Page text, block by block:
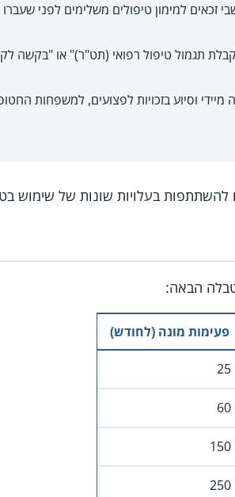
למימון טיפולים משלימים לפני
תגמול טיפול רפואי (תט"ר)" או "בקשה
מיידי וסיוע בזכויות לפצועים, למשפחות
להשתתפות בעלויות שונות של שימוש
הבאה:
פעימות מונה (לחודש)
25
60
150
250